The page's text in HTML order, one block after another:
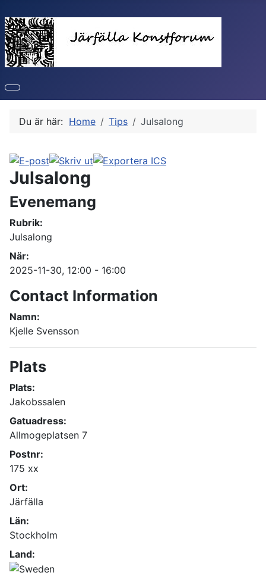
Du är här: Home Tips Julsalong
Julsalong
Evenemang
Rubrik:
Julsalong
När:
2025-11-30, 12:00 - 16:00
Contact Information
Namn:
Kjelle Svensson
Plats
Plats:
Jakobssalen
Gatuadress:
Allmogeplatsen 7
Postnr:
175 xx
Ort:
Järfälla
Län:
Stockholm
Land: